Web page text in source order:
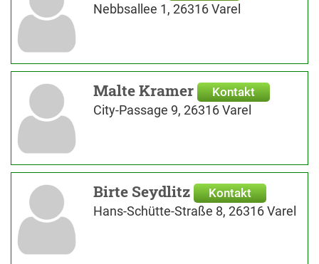
Nebbsallee 1, 26316 Varel
Malte Kramer Kontakt
City-Passage 9, 26316 Varel
Birte Seydlitz Kontakt
Hans-Schütte-Straße 8, 26316 Varel